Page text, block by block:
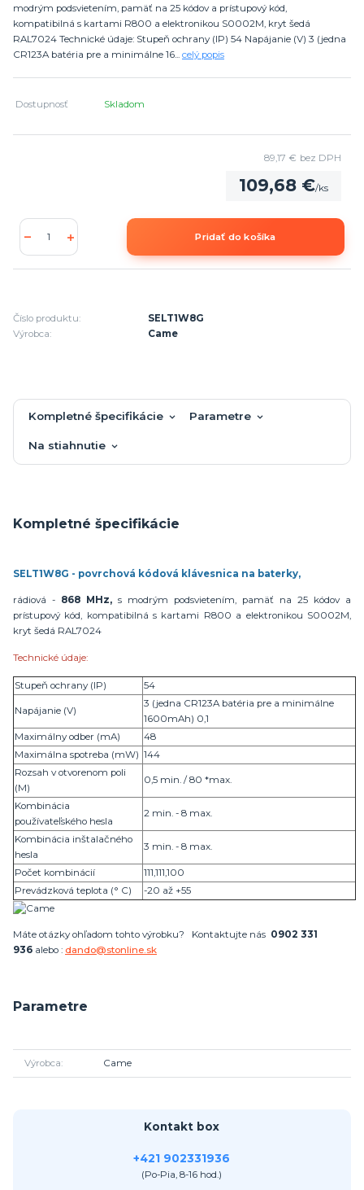
modrým podsvietením, pamäť na 25 kódov a prístupový kód,
kompatibilná s kartami R800 a elektronikou S0002M, kryt šedá
RAL7024 Technické údaje: Stupeň ochrany (IP) 54 Napájanie (V) 3 (jedna
CR123A batéria pre a minimálne 16... celý popis
Dostupnosť Skladom
109,68 €/ks
89,17 € bez DPH
Pridať do košíka
Číslo produktu:
SELT1W8G
Výrobca:
Came
Kompletné špecifikácie Parametre
Na stiahnutie
Kompletné špecifikácie
SELT1W8G - povrchová kódová klávesnica na baterky,
rádiová - 868 MHz,s modrým podsvietením, pamäť na 25 kódov a
prístupový kód, kompatibilná s kartami R800 a elektronikou S0002M,
kryt šedá RAL7024
Technické údaje:
Stupeň ochrany (IP) 54
Napájanie (V)
3 (jedna CR123A batéria pre a minimálne
1600mAh) 0,1
Maximálny odber (mA)
48
Maximálna spotreba (mW) 144
Rozsah v otvorenom poli
(M)
0,5 min. / 80 *max.
Kombinácia
používateľského hesla
2 min. - 8 max.
Kombinácia inštalačného
hesla
3 min. - 8 max.
Počet kombinácií
111,111,100
Prevádzková teplota (° C)
-20 až +55
Máte otázky ohľadom tohto výrobku? Kontaktujte nás 0902 331
936 alebo : dando@stonline.sk
Parametre
Výrobca Came
Kontakt box
+421 902331936
(Po-Pia, 8-16 hod.)